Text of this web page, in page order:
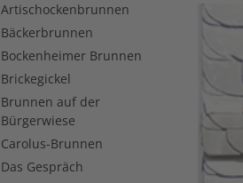
Artischockenbrunnen
Bäckerbrunnen
Bockenheimer Brunnen
Brickegickel
Brunnen auf der
Bürgerwiese
Carolus-Brunnen
Das Gespräch